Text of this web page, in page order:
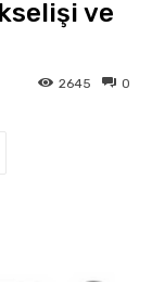
ve
0
2645